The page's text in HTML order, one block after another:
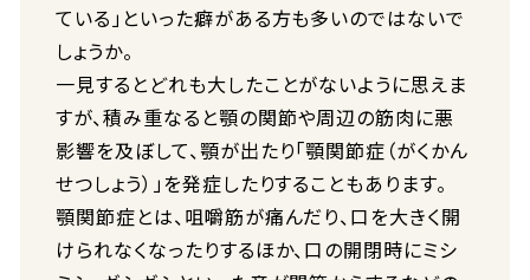
ている」といった癖がある方も多いのではないで
しょうか。
一見するとどれも大したことがないように思えま
すが、積み重なると顎の関節や周辺の筋肉に悪
影響を及ぼして、顎が出たり「顎関節症（がくかん
せつしょう）」を発症したりすることもあります。
顎関節症とは、咀嚼筋が痛んだり、口を大きく開
けられなくなったりするほか、口の開閉時にミシ